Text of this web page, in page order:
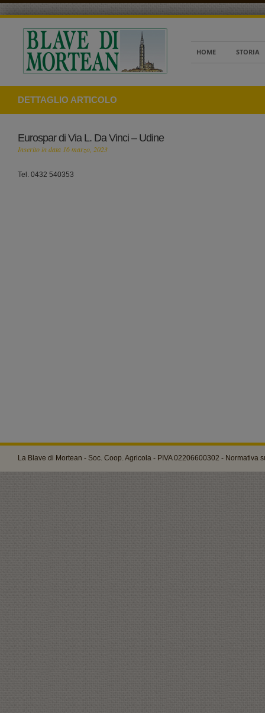
HOME STORIA
DETTAGLIO ARTICOLO
Eurospar di Via L. Da Vinci – Udine
Inserito in data 16 marzo, 2023
Tel. 0432 540353
La Blave di Mortean - Soc. Coop. Agricola - PIVA 02206600302 - Normativa